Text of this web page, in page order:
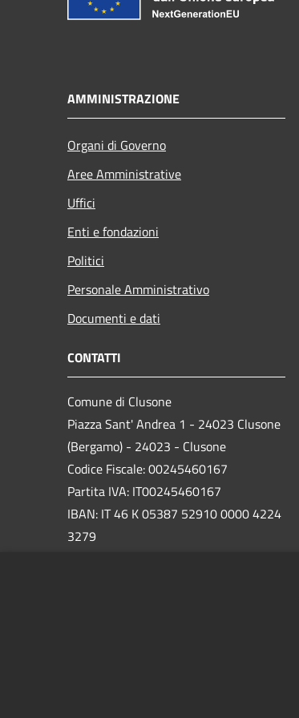
AMMINISTRAZIONE
Organi di Governo
Aree Amministrative
Uffici
Enti e fondazioni
Politici
Personale Amministrativo
Documenti e dati
CONTATTI
Comune di Clusone
Piazza Sant' Andrea 1 - 24023 Clusone
(Bergamo) - 24023 - Clusone
Codice Fiscale: 00245460167
Partita IVA: IT00245460167
IBAN: IT 46 K 05387 52910 0000 4224
3279